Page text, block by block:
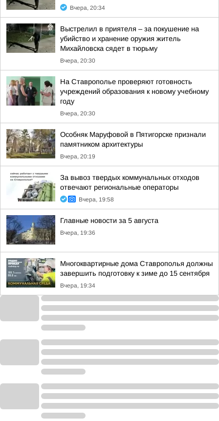
Вчера, 20:34
Выстрелил в приятеля – за покушение на
убийство и хранение оружия житель
Михайловска сядет в тюрьму
Вчера, 20:30
На Ставрополье проверяют готовность
учреждений образования к новому учебному
году
Вчера, 20:30
Особняк Маруфовой в Пятигорске признали
памятником архитектуры
Вчера, 20:19
За вывоз твердых коммунальных отходов
отвечают региональные операторы
Вчера, 19:58
Главные новости за 5 августа
Вчера, 19:36
Многоквартирные дома Ставрополья должны
завершить подготовку к зиме до 15 сентября
Вчера, 19:34